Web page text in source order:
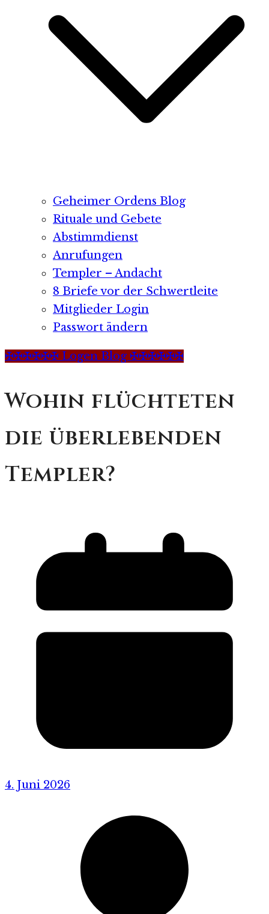
Geheimer Ordens Blog
Rituale und Gebete
Abstimmdienst
Anrufungen
Templer – Andacht
8 Briefe vor der Schwertleite
Mitglieder Login
Passwort ändern
✠✠✠✠✠✠ Logen Blog ✠✠✠✠✠✠
Wohin flüchteten
die überlebenden
Templer?
4. Juni 2026